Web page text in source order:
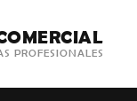
PROFESIONALES